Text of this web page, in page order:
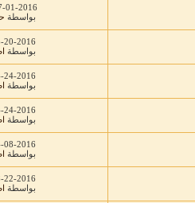
01-2016
بواسطة
20-2016
بواسطة
24-2016
بواسطة
24-2016
بواسطة
08-2016
بواسطة
22-2016
بواسطة